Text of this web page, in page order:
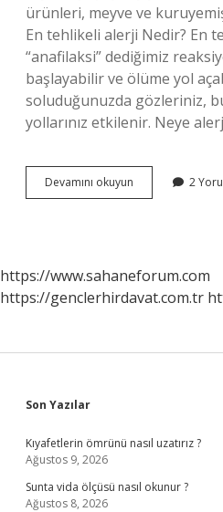
ürünleri, meyve ve
En tehlikeli alerji Nedir? En
“anafilaksi” dediğimiz
başlayabilir ve ölüme yol
soluduğunuzda gözleriniz,
yollarınız etkilenir. Neye
Devamını okuyun
Çok
2
https://www.sahaneforum.com
https://genclerhirdavat.com.tr
Sidebar
Son Yazılar
Kıyafetlerin ömrünü nasıl uzatırız ?
Ağustos 9, 2026
Sunta vida ölçüsü nasıl okunur ?
Ağustos 8, 2026